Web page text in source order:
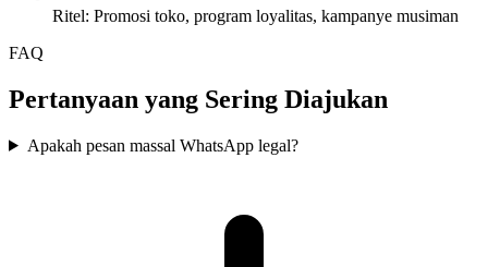
Ritel: Promosi toko, program loyalitas, kampanye musiman
FAQ
Pertanyaan yang Sering Diajukan
Apakah pesan massal WhatsApp legal?